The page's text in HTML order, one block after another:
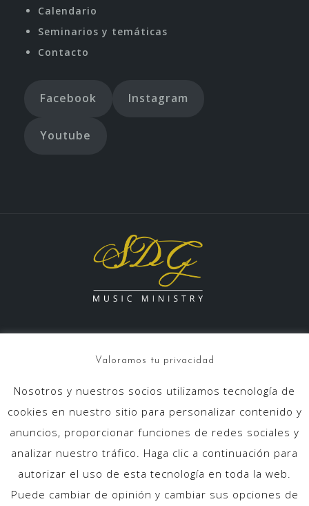
Calendario
Seminarios y temáticas
Contacto
Facebook Instagram
Youtube
info@sdgmusicministry.com
Inicio Quienes somos Objetivos
Valoramos tu privacidad
Nosotros y nuestros socios utilizamos tecnología de
cookies en nuestro sitio para personalizar contenido y
anuncios, proporcionar funciones de redes sociales y
analizar nuestro tráfico. Haga clic a continuación para
autorizar el uso de esta tecnología en toda la web.
Puede cambiar de opinión y cambiar sus opciones de